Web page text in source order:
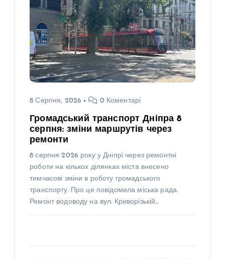
8 Серпня, 2026 0 Коментарі
Громадський транспорт Дніпра 8
серпня: зміни маршрутів через
ремонти
8 серпня 2026 року у Дніпрі через ремонтні
роботи на кількох ділянках міста внесено
тимчасові зміни в роботу громадського
транспорту. Про це повідомила міська рада.
Ремонт водоводу на вул. Криворізькій…